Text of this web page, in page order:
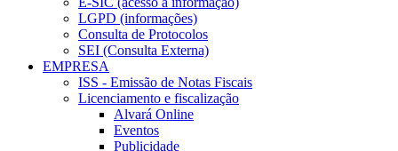
LGPD (informações)
Consulta de Protocolos
SEI (Consulta Externa)
EMPRESA
ISS - Emissão de Notas Fiscais
Licenciamento e fiscalização
Alvará Online
Eventos
Publicidade